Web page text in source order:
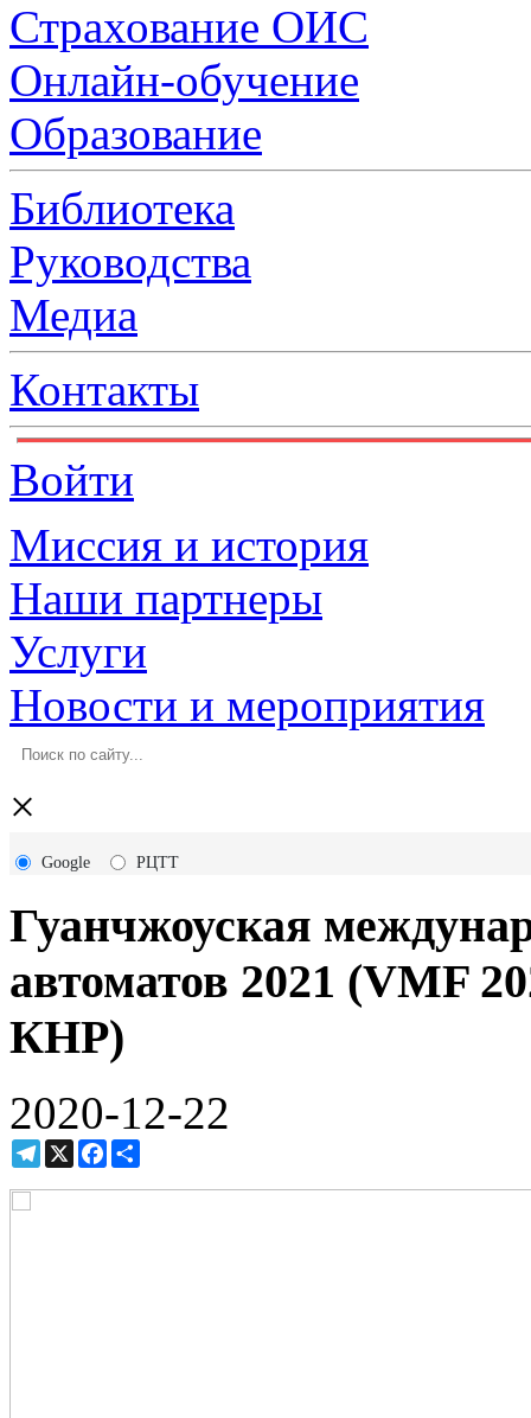
Страхование ОИС
Онлайн-обучение
Образование
Библиотека
Руководства
Медиа
Контакты
Войти
Миссия и история
Наши партнеры
Услуги
Новости и мероприятия
×
Google РЦТТ
Гуанчжоуская
автоматов 2021 (VMF
КНР)
2020-12-22
Telegram
X Facebook